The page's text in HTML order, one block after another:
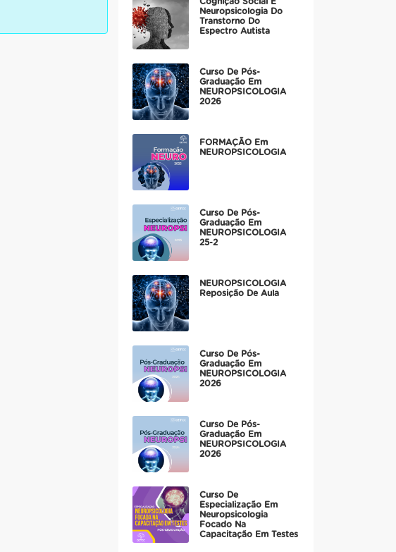
Neuropsicologia Do
Transtorno Do
Espectro Autista
Curso De Pós-
Graduação Em
NEUROPSICOLOGIA
2026
FORMAÇÃO Em
NEUROPSICOLOGIA
Curso De Pós-
Graduação Em
NEUROPSICOLOGIA
25-2
NEUROPSICOLOGIA
Reposição De Aula
Curso De Pós-
Graduação Em
NEUROPSICOLOGIA
2026
Curso De Pós-
Graduação Em
NEUROPSICOLOGIA
2026
Curso De
Especialização Em
Neuropsicologia
Focado Na
Capacitação Em Testes